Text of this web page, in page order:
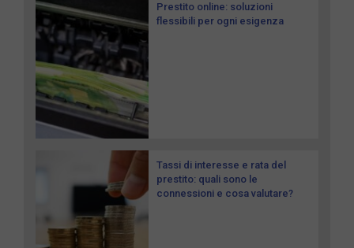
Prestito online: soluzioni
flessibili per ogni esigenza
Tassi di interesse e rata del
prestito: quali sono le
connessioni e cosa valutare?